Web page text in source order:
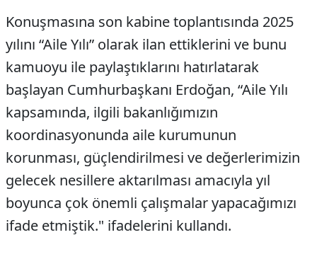
Konuşmasına son kabine toplantısında 2025
yılını “Aile Yılı” olarak ilan ettiklerini ve bunu
kamuoyu ile paylaştıklarını hatırlatarak
başlayan Cumhurbaşkanı Erdoğan, “Aile Yılı
kapsamında, ilgili bakanlığımızın
koordinasyonunda aile kurumunun
korunması, güçlendirilmesi ve değerlerimizin
gelecek nesillere aktarılması amacıyla yıl
boyunca çok önemli çalışmalar yapacağımızı
ifade etmiştik." ifadelerini kullandı.